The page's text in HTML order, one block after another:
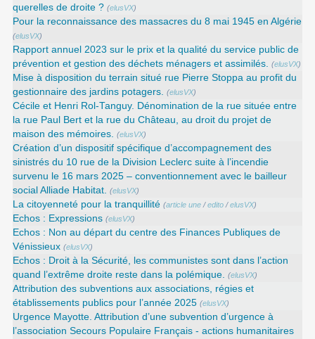
querelles de droite ? (elusVX)
Pour la reconnaissance des massacres du 8 mai 1945 en Algérie
(elusVX)
Rapport annuel 2023 sur le prix et la qualité du service public de
prévention et gestion des déchets ménagers et assimilés. (elusVX)
Mise à disposition du terrain situé rue Pierre Stoppa au profit du
gestionnaire des jardins potagers. (elusVX)
Cécile et Henri Rol-Tanguy. Dénomination de la rue située entre
la rue Paul Bert et la rue du Château, au droit du projet de
maison des mémoires. (elusVX)
Création d’un dispositif spécifique d’accompagnement des
sinistrés du 10 rue de la Division Leclerc suite à l’incendie
survenu le 16 mars 2025 – conventionnement avec le bailleur
social Alliade Habitat. (elusVX)
La citoyenneté pour la tranquillité (article une /edito /elusVX)
Echos : Expressions (elusVX)
Echos : Non au départ du centre des Finances Publiques de
Vénissieux (elusVX)
Echos : Droit à la Sécurité, les communistes sont dans l’action
quand l’extrême droite reste dans la polémique. (elusVX)
Attribution des subventions aux associations, régies et
établissements publics pour l’année 2025 (elusVX)
Urgence Mayotte. Attribution d’une subvention d’urgence à
l’association Secours Populaire Français - actions humanitaires